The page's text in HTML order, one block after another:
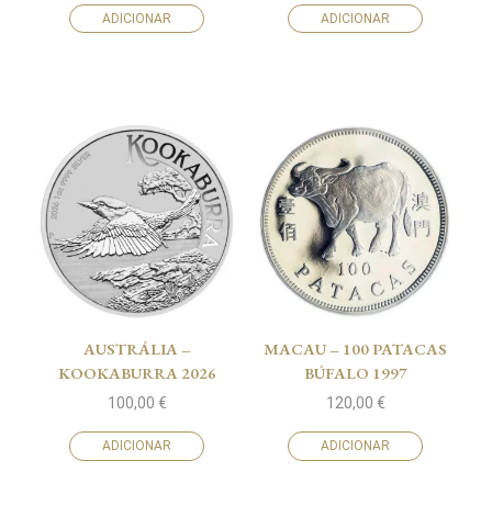
ADICIONAR ADICIONAR
AUSTRÁLIA –
KOOKABURRA 2026
100,00 €
ADICIONAR
MACAU – 100 PATACAS
BÚFALO 1997
120,00 €
ADICIONAR